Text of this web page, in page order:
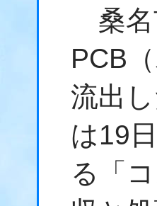
桑名
PCB
流出
は19
る「